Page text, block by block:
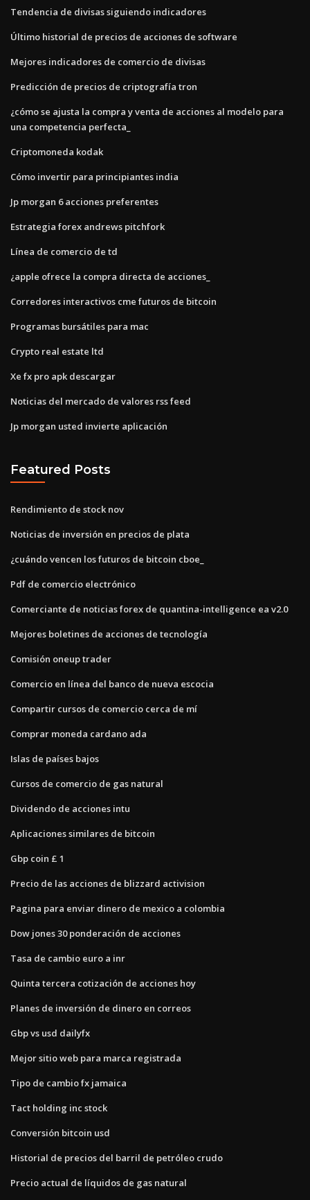
Tendencia de divisas siguiendo indicadores
Último historial de precios de acciones de software
Mejores indicadores de comercio de divisas
Predicción de precios de criptografía tron
¿cómo se ajusta la compra y venta de acciones al modelo para
una competencia perfecta_
Criptomoneda kodak
Cómo invertir para principiantes india
Jp morgan 6 acciones preferentes
Estrategia forex andrews pitchfork
Línea de comercio de td
¿apple ofrece la compra directa de acciones_
Corredores interactivos cme futuros de bitcoin
Programas bursátiles para mac
Crypto real estate ltd
Xe fx pro apk descargar
Noticias del mercado de valores rss feed
Jp morgan usted invierte aplicación
Featured Posts
Rendimiento de stock nov
Noticias de inversión en precios de plata
¿cuándo vencen los futuros de bitcoin cboe_
Pdf de comercio electrónico
Comerciante de noticias forex de quantina-intelligence ea v2.0
Mejores boletines de acciones de tecnología
Comisión oneup trader
Comercio en línea del banco de nueva escocia
Compartir cursos de comercio cerca de mí
Comprar moneda cardano ada
Islas de países bajos
Cursos de comercio de gas natural
Dividendo de acciones intu
Aplicaciones similares de bitcoin
Gbp coin £ 1
Precio de las acciones de blizzard activision
Pagina para enviar dinero de mexico a colombia
Dow jones 30 ponderación de acciones
Tasa de cambio euro a inr
Quinta tercera cotización de acciones hoy
Planes de inversión de dinero en correos
Gbp vs usd dailyfx
Mejor sitio web para marca registrada
Tipo de cambio fx jamaica
Tact holding inc stock
Conversión bitcoin usd
Historial de precios del barril de petróleo crudo
Precio actual de líquidos de gas natural